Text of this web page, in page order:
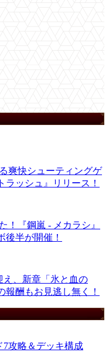
爽快シューティングゲ
ラッシュ』リリース！
！『鋼嵐 - メカラシ』
後半が開催！
え、新章「氷と血の
酬もお見逃し無く！
7攻略＆デッキ構成